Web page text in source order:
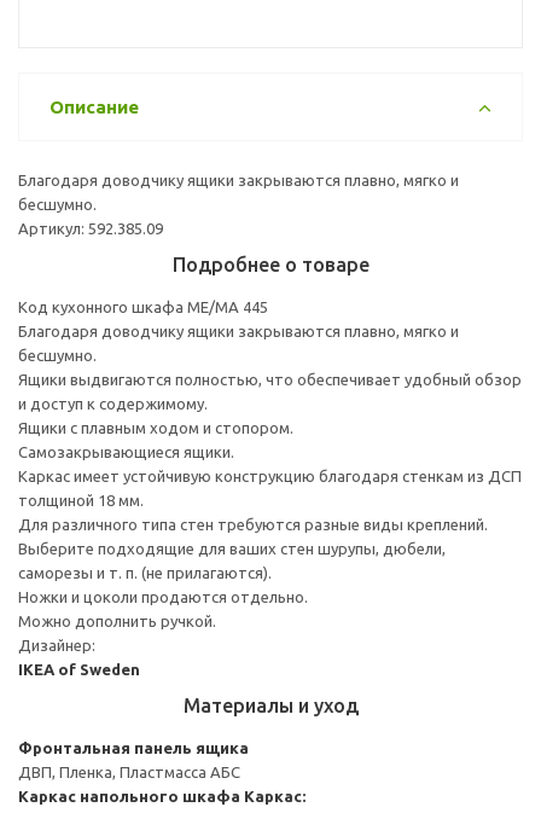
Описание
Благодаря доводчику ящики закрываются плавно, мягко и
бесшумно.
Артикул: 592.385.09
Подробнее о товаре
Код кухонного шкафа ME/MA 445
Благодаря доводчику ящики закрываются плавно, мягко и
бесшумно.
Ящики выдвигаются полностью, что обеспечивает удобный обзор
и доступ к содержимому.
Ящики с плавным ходом и стопором.
Самозакрывающиеся ящики.
Каркас имеет устойчивую конструкцию благодаря стенкам из ДСП
толщиной 18 мм.
Для различного типа стен требуются разные виды креплений.
Выберите подходящие для ваших стен шурупы, дюбели,
саморезы и т. п. (не прилагаются).
Ножки и цоколи продаются отдельно.
Можно дополнить ручкой.
Дизайнер:
IKEA of Sweden
Материалы и уход
Фронтальная панель ящика
ДВП, Пленка, Пластмасса АБС
Каркас напольного шкафа Каркас: